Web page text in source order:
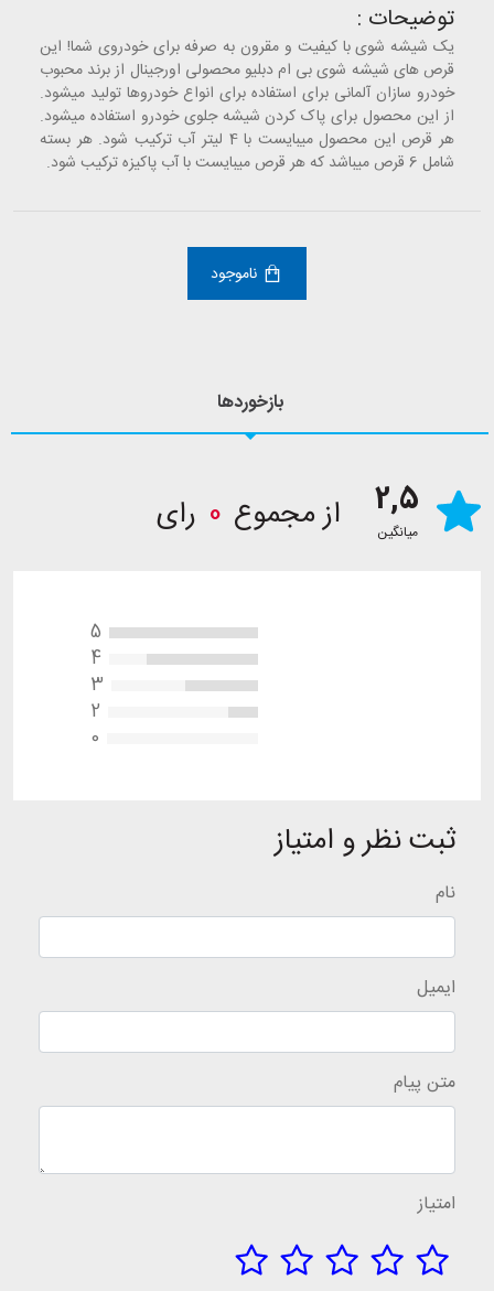
توضیحات :
یک شیشه شوی با کیفیت و مقرون به صرفه برای خودروی شما! این
قرص های شیشه شوی بی ام دبلیو محصولی اورجینال از برند محبوب
خودرو سازان آلمانی برای استفاده برای انواع خودروها تولید میشود.
از این محصول برای پاک کردن شیشه جلوی خودرو استفاده میشود.
هر قرص این محصول میبایست با 4 لیتر آب ترکیب شود. هر بسته
شامل 6 قرص میباشد که هر قرص میبایست با آب پاکیزه ترکیب شود.
ناموجود
بازخوردها
2,5
میانگین از مجموع 0 رای
5
4
3
2
0
ثبت نظر و امتیاز
نام
ایمیل
متن پیام
امتیاز